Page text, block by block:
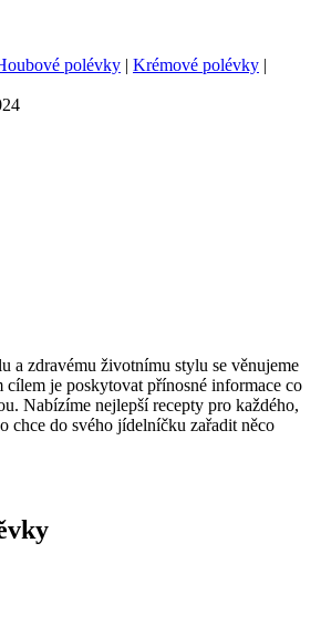
polévky | Krémové polévky |
a zdravému životnímu stylu se věnujeme
je poskytovat přínosné informace co
Nabízíme nejlepší recepty pro každého,
chce do svého jídelníčku zařadit něco